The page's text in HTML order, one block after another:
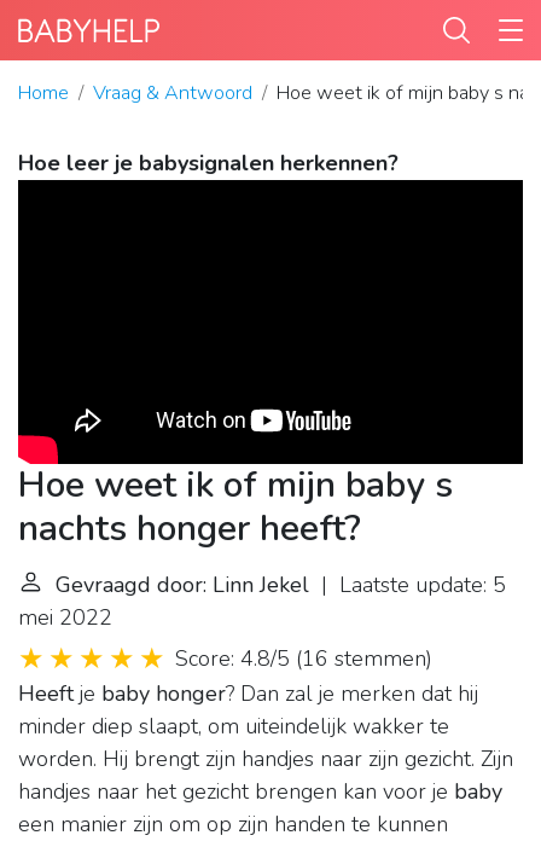
Home Vraag & Antwoord Hoe weet ik of mijn baby s
Hoe leer je babysignalen herkennen?
Hoe weet ik of mijn baby s
nachts honger heeft?
Gevraagd door: Linn Jekel | Laatste update: 5
mei 2022
Score: 4.8/5 (16 stemmen)
Heeftje baby honger? Dan zal je merken dat hij
minder diep slaapt, om uiteindelijk wakker te
worden. Hij brengt zijn handjes naar zijn gezicht. Zijn
handjes naar het gezicht brengen kan voor je baby
een manier zijn om op zijn handen te kunnen